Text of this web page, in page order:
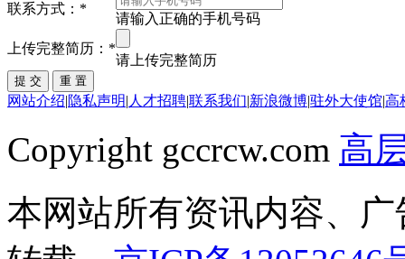
联系方式： *
请输入正确的手机号码
上传完整简历： *
请上传完整简历
网站介绍|隐私声明|人才招聘|联系我们|新浪微博|驻外大使馆|高
Copyright gccrcw.com 高
本网站所有资讯内容、